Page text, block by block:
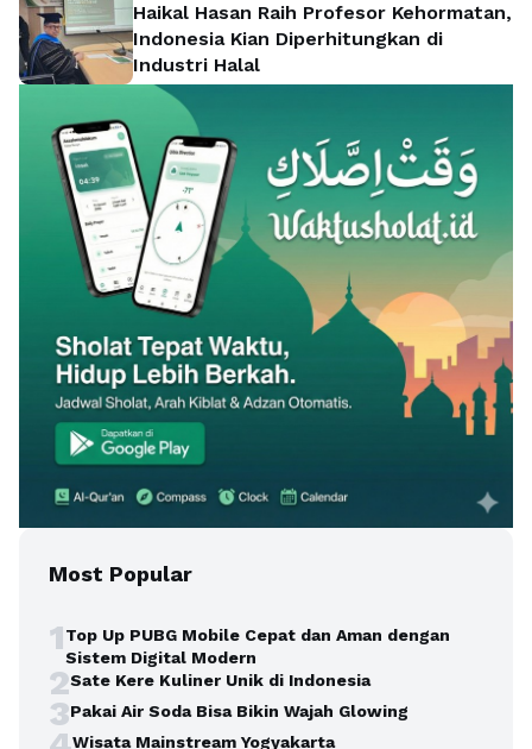
Haikal Hasan Raih Profesor Kehormatan,
Indonesia Kian Diperhitungkan di
Industri Halal
Most Popular
1Top Up PUBG Mobile Cepat dan Aman dengan
Sistem Digital Modern
2Sate Kere Kuliner Unik di Indonesia
3Pakai Air Soda Bisa Bikin Wajah Glowing
Wisata Mainstream Yogyakarta